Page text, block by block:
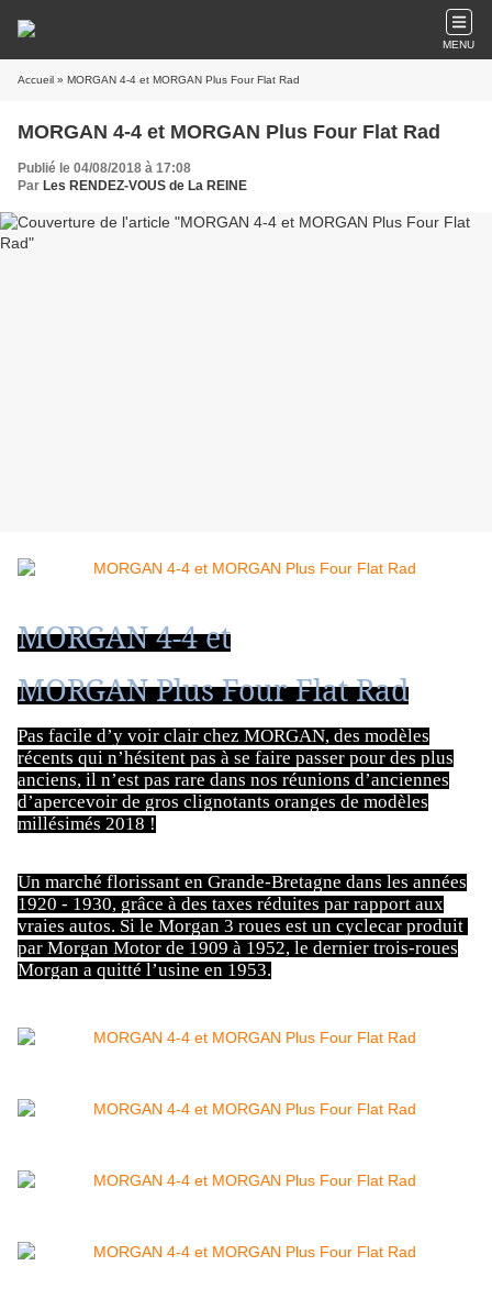
MENU
Accueil » MORGAN 4-4 et MORGAN Plus Four Flat Rad
MORGAN 4-4 et MORGAN Plus Four Flat Rad
Publié le 04/08/2018 à 17:08
Par Les RENDEZ-VOUS de La REINE
MORGAN 4-4 et
MORGAN Plus Four Flat Rad
Pas facile d’y voir clair chez MORGAN, des modèles
récents qui n’hésitent pas à se faire passer pour des plus
anciens, il n’est pas rare dans nos réunions d’anciennes
d’apercevoir de gros clignotants oranges de modèles
millésimés 2018 !
Un marché florissant en Grande-Bretagne dans les années
1920 - 1930, grâce à des taxes réduites par rapport aux
vraies autos. Si le Morgan 3 roues est un cyclecar produit
par Morgan Motor de 1909 à 1952, le dernier trois-roues
Morgan a quitté l’usine en 1953.